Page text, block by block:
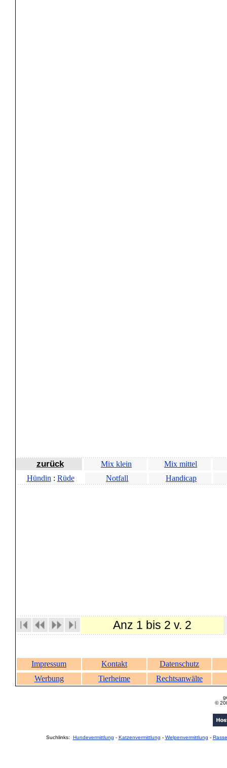
zurück Mix klein
Mix mittel
Hündin : Rüde Notfall Handicap
Anz 1 bis 2 v. 2
Impressum Kontakt
Datenschutz
Werbung
Tierheime Rechtsanwälte
©
Suchlinks: Hundevermittlung - Katzenvermittlung - Welpenvermittlung -